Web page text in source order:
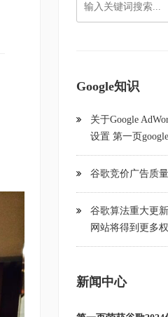
Google知识
关于Google
设置 第一页
谷歌竞价广告质
谷歌算法重大更
网站将得到更多
新闻中心